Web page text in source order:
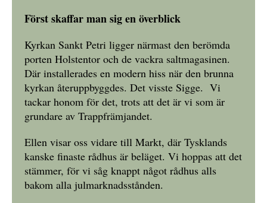
Först skaffar man sig en överblick
Kyrkan Sankt Petri ligger närmast den berömda
porten Holstentor och de vackra saltmagasinen.
Där installerades en modern hiss när den brunna
kyrkan återuppbyggdes. Det visste Sigge. Vi
tackar honom för det, trots att det är vi som är
grundare av Trappfrämjandet.
Ellen visar oss vidare till Markt, där Tysklands
kanske finaste rådhus är beläget. Vi hoppas att det
stämmer, för vi såg knappt något rådhus alls
bakom alla julmarknadsstånden.